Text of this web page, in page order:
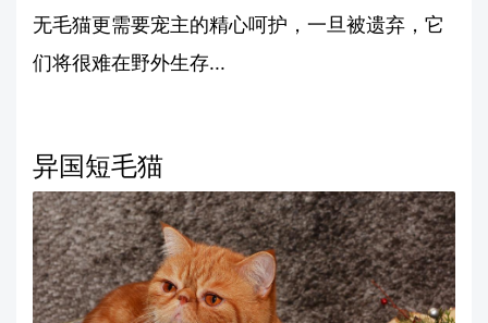
无毛猫更需要宠主的精心呵护，一旦被遗弃，它
们将很难在野外生存...
异国短毛猫